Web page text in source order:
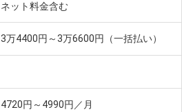
ネット料金含む
3万4400円～3万6600円（一括払い）
4720円～4990円／月